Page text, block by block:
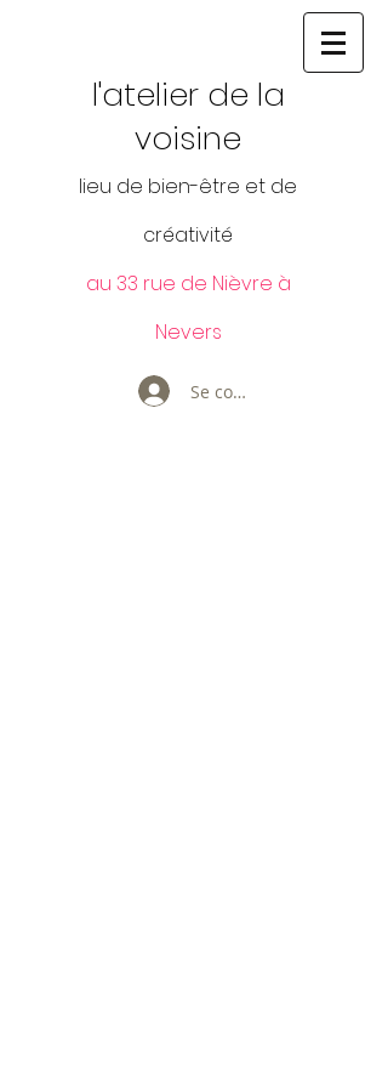
l'atelier de la
voisine
lieu de bien-être et de
créativité
au 33 rue de Nièvre à
Nevers
Se connecter